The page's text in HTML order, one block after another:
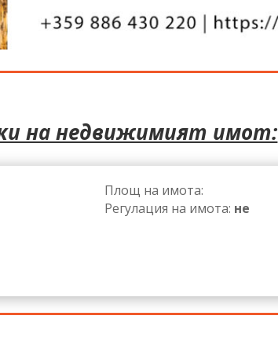
на недвижимият имот:
Площ на имота:
Регулация на имота: не